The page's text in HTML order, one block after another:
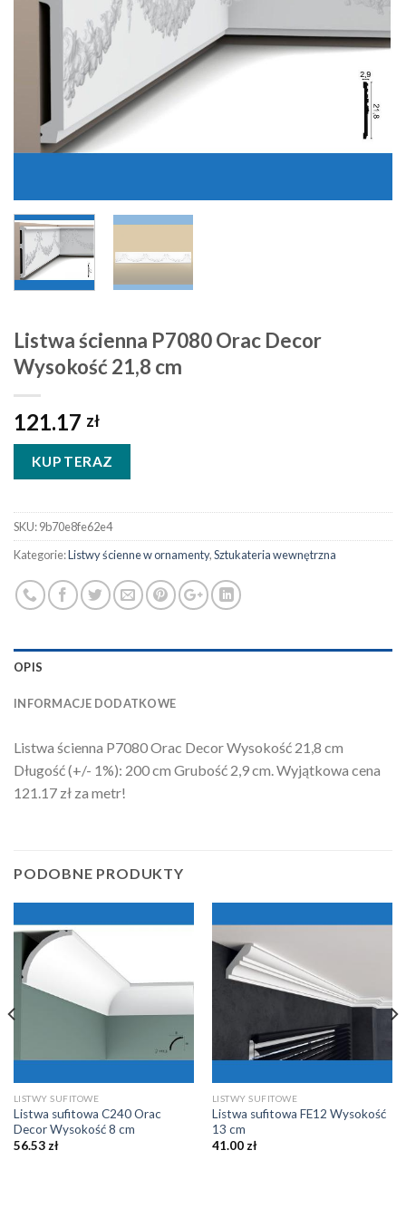
Listwa ścienna P7080 Orac Decor
Wysokość 21,8 cm
121.17 zł
KUP TERAZ
SKU:9b70e8fe62e4
Kategorie:Listwy ścienne w ornamenty,Sztukateria wewnętrzna
OPIS
INFORMACJE DODATKOWE
Listwa ścienna P7080 Orac Decor Wysokość 21,8 cm
Długość (+/- 1%): 200 cm Grubość 2,9 cm. Wyjątkowa cena
121.17 zł za metr!
PODOBNE PRODUKTY
LISTWY SUFITOWE
Listwa sufitowa C240 Orac
Decor Wysokość 8 cm
56.53 zł
LISTWY SUFITOWE
Listwa sufitowa FE12 Wysokość
13 cm
41.00 zł